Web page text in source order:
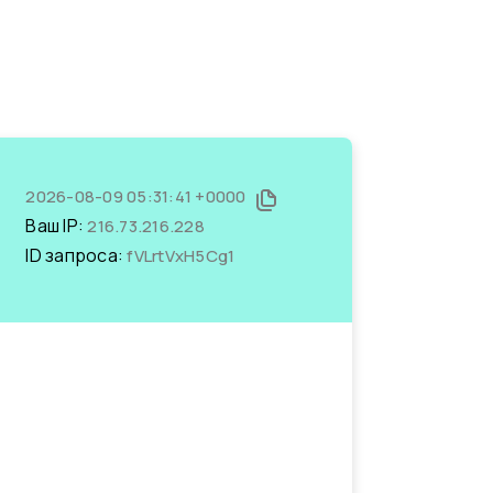
2026-08-09 05:31:41 +0000
Ваш IP:216.73.216.228
ID запроса:fVLrtVxH5Cg1